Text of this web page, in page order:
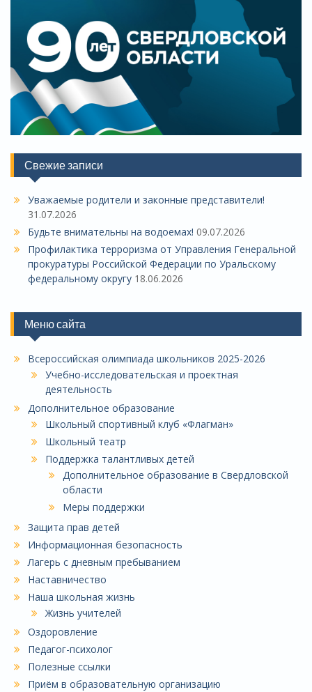
Свежие записи
Уважаемые родители и законные представители!
31.07.2026
Будьте внимательны на водоемах! 09.07.2026
Профилактика терроризма от Управления Генеральной
прокуратуры Российской Федерации по Уральскому
федеральному округу 18.06.2026
Меню сайта
Всероссийская олимпиада школьников 2025-2026
Учебно-исследовательская и проектная
деятельность
Дополнительное образование
Школьный спортивный клуб «Флагман»
Школьный театр
Поддержка талантливых детей
Дополнительное образование в Свердловской
области
Меры поддержки
Защита прав детей
Информационная безопасность
Лагерь с дневным пребыванием
Наставничество
Наша школьная жизнь
Жизнь учителей
Оздоровление
Педагог-психолог
Полезные ссылки
Приём в образовательную организацию